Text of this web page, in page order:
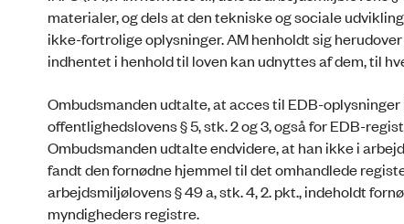
materialer, og dels at den tekniske og sociale
ikke-fortrolige oplysninger. AM henholdt sig
indhentet i henhold til loven kan udnyttes af dem, til
Ombudsmanden udtalte, at acces til EDB-
offentlighedslovens § 5, stk. 2 og 3, også for EDB-
Ombudsmanden udtalte endvidere, at han ikke i
fandt den fornødne hjemmel til det omhandlede
arbejdsmiljølovens § 49 a, stk. 4, 2. pkt., indeholdt
myndigheders registre.